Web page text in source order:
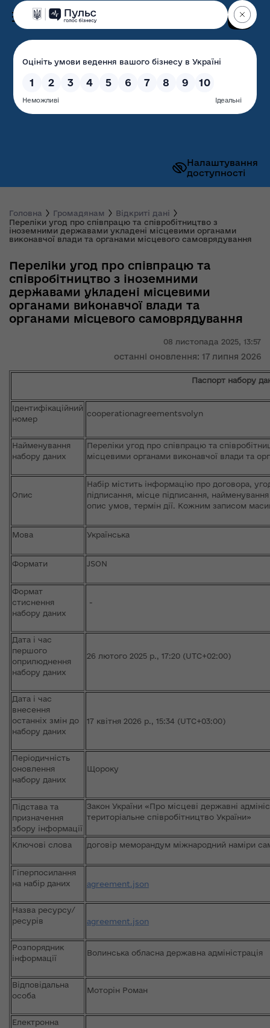
Налаштування
доступності
Волинська обласна
державна адміністрація
Головна Громадянам
Відкриті дані
Переліки угод про співпрацю та співробітництво з
іноземними державами укладені місцевими органами
виконавчої влади та органами місцевого самоврядування
08 листопада 2025, 13:57
останні оновлення: 17 липня 2026
Переліки угод про співпрацю та
співробітництво з іноземними
державами укладені місцевими
органами виконавчої влади та
органами місцевого самоврядування
Паспорт набору
Ідентифікаційний
номер
cooperationagreementsvolyn
Найменування
набору даних
Переліки угод про співпрацю та
місцевими органами виконавчої влади та
Опис
Набір містить інформацію про договора,
підписання, місце підписання,
опис умов, термін дії. Кожним записом
Мова Українська
Формати JSON
Формат
стиснення
набору даних
-
Дата і час
першого
оприлюднення
набору даних
26 лютого 2025 р., 17:20 (UTC+02:00)
Дата і час
внесення
останніх змін до
набору даних
17 квітня 2026 р., 15:34 (UTC+03:00)
Періодичність
оновлення
набору даних
Щороку
Підстава та
призначення
збору інформації
Закон України «Про місцеві державні
територіальне співробітництво України»
Ключові слова договір меморандум міжнародний наміри
Гіперпосилання
на набір даних
agreement.json
Назва ресурсу/
ресурів
agreement.json
Розпорядник
інформації
Волинська обласна державна адміністрація
Відповідальна
особа
Моторін Роман
Електронна